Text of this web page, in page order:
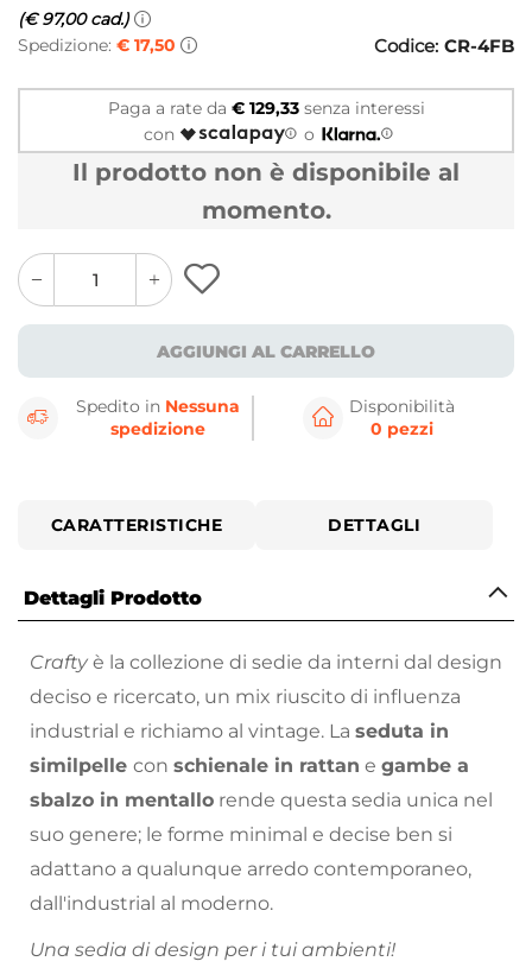
(€ 97,00 cad.)
Spedizione: € 17,50 Codice: CR-4FB
Paga a rate da € 129,33senza interessi
con
o
Il prodotto non è disponibile al
momento.
quantity
button
quantity
minus
button
AGGIUNGI AL CARRELLO
Spedito in Nessuna
spedizione
Disponibilità
0 pezzi
CARATTERISTICHE DETTAGLI
Dettagli Prodotto
Crafty è la collezione di sedie da interni dal design
deciso e ricercato, un mix riuscito di influenza
industrial e richiamo al vintage. La seduta in
similpelle con schienale in rattan e gambe a
sbalzo in mentallo rende questa sedia unica nel
suo genere; le forme minimal e decise ben si
adattano a qualunque arredo contemporaneo,
dall'industrial al moderno.
Una sedia di design per i tui ambienti!